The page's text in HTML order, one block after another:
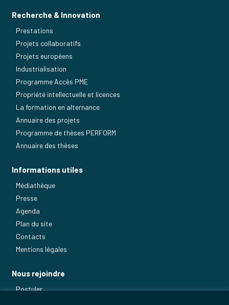
Recherche & Innovation
Prestations
Projets collaboratifs
Projets européens
Industrialisation
Programme Accès PME
Propriété intellectuelle et licences
La formation en alternance
Annuaire des projets
Programme de thèses PERFORM
Annuaire des thèses
Informations utiles
Médiathèque
Presse
Agenda
Plan du site
Contacts
Mentions légales
Nous rejoindre
Postuler